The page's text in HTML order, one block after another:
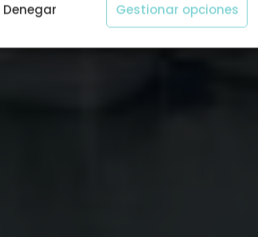
y detectar fraudes, y
publicidad y Always active
Denegar Gestionar opciones